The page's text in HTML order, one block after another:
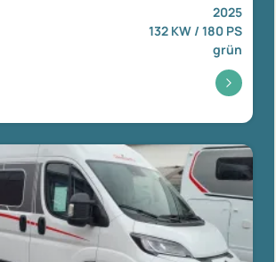
2025
132 KW / 180 PS
grün